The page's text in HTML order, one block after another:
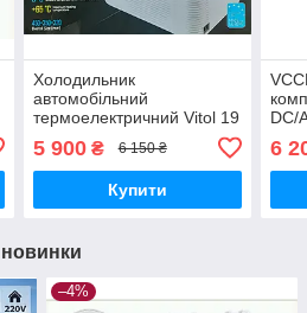
Холодильник
автомобільний
термоелектричний Vitol 19
12/24/220V 60W
ThermoMix
5 900₴ 6 150 ₴
Купити
DC/
6
новинки
–4%